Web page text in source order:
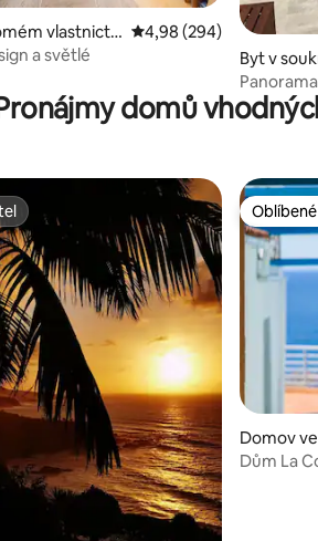
vlastnictví
Cruz de Ten
Průměrné hodnocení
4,98 (294)
a světlé
Byt v
ve městě
terasa
domů
Domov
e la
Dům La